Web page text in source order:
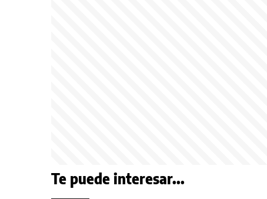
Te puede interesar...